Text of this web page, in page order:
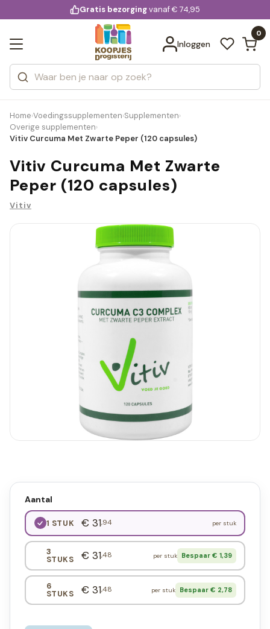
voor 20:00 uur besteld
Gratis bezorgingvanaf € 74,95
Inloggen
0
Zoeken
Categorieën
Merken
Bekijk alle resultaten
Home›Voedingssupplementen›Supplementen›
Overige supplementen›
Vitiv Curcuma Met Zwarte Peper (120 capsules)
Vitiv Curcuma Met Zwarte
Peper (120 capsules)
Vitiv
Aantal
1 STUK € 31,94 per stuk
3
STUKS € 31,48 per stuk Bespaar € 1,39
6
STUKS € 31,48 per stuk Bespaar € 2,78